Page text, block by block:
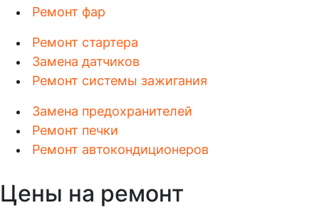
Ремонт фар
Ремонт стартера
Замена датчиков
Ремонт системы зажигания
Замена предохранителей
Ремонт печки
Ремонт автокондиционеров
Цены на ремонт